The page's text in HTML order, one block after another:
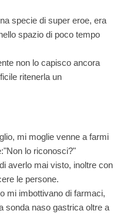
specie di super eroe, era
spazio di poco tempo
non lo capisco ancora
ritenerla un
mi moglie venne a farmi
lo riconosci?"
averlo mai visto, inoltre con
le persone.
mi imbottivano di farmaci,
sonda naso gastrica oltre a